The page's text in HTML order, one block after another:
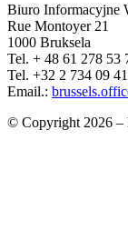
Biuro Informacyjne
Rue Montoyer 21
1000 Bruksela
Tel. + 48 61 278 53
Tel. +32 2 734 09 41
Email.:
© Copyright 2026